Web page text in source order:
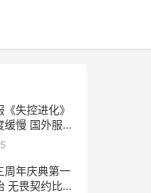
失控进化》
缓慢 国外服的
周年庆典第一
无畏契约比赛